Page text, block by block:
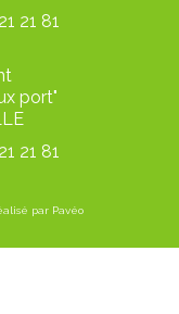
21 81
port"
21 81
par Pavéo